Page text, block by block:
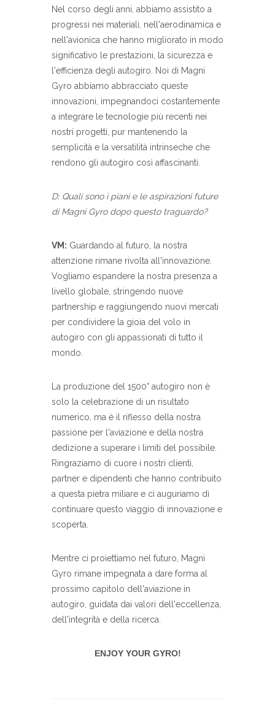
Nel corso degli anni, abbiamo assistito a
progressi nei materiali, nell'aerodinamica e
nell'avionica che hanno migliorato in modo
significativo le prestazioni, la sicurezza e
l'efficienza degli autogiro. Noi di Magni
Gyro abbiamo abbracciato queste
innovazioni, impegnandoci costantemente
a integrare le tecnologie più recenti nei
nostri progetti, pur mantenendo la
semplicità e la versatilità intrinseche che
rendono gli autogiro così affascinanti.
D: Quali sono i piani e le aspirazioni future
di Magni Gyro dopo questo traguardo?
VM: Guardando al futuro, la nostra
attenzione rimane rivolta all'innovazione.
Vogliamo espandere la nostra presenza a
livello globale, stringendo nuove
partnership e raggiungendo nuovi mercati
per condividere la gioia del volo in
autogiro con gli appassionati di tutto il
mondo.
La produzione del 1500° autogiro non è
solo la celebrazione di un risultato
numerico, ma è il riflesso della nostra
passione per l'aviazione e della nostra
dedizione a superare i limiti del possibile.
Ringraziamo di cuore i nostri clienti,
partner e dipendenti che hanno contribuito
a questa pietra miliare e ci auguriamo di
continuare questo viaggio di innovazione e
scoperta.
Mentre ci proiettiamo nel futuro, Magni
Gyro rimane impegnata a dare forma al
prossimo capitolo dell'aviazione in
autogiro, guidata dai valori dell'eccellenza,
dell'integrità e della ricerca.
ENJOY YOUR GYRO!